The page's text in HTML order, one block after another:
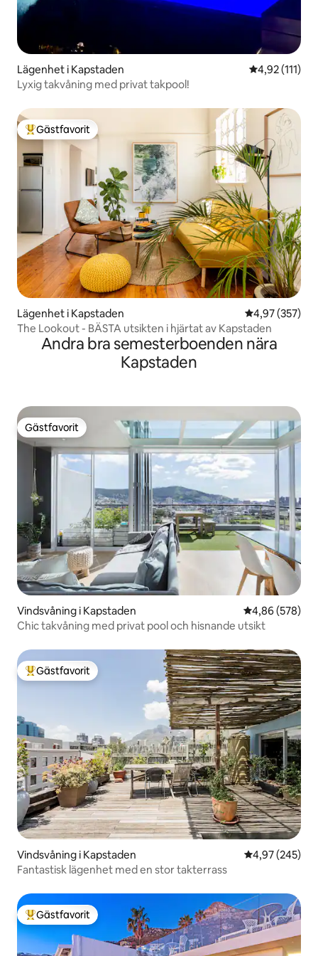
Lägenhet i Kapstaden 4,92 av 5 i
4,92 (111)
Lyxig takvåning med privat takpool!
Populär gästfavorit
Gästfavorit
Lägenhet i Kapstaden 4,97 av 5 i
4,97 (357)
The Lookout - BÄSTA utsikten i hjärtat av Kapstaden
Andra bra semesterboenden nära
Kapstaden
Gästfavorit
Gästfavorit
Vindsvåning i Kapstaden 4,86 av 5 i
4,86 (578)
Chic takvåning med privat pool och hisnande utsikt
Populär gästfavorit
Gästfavorit
Vindsvåning i Kapstaden 4,97 av 5 i
4,97 (245)
Fantastisk lägenhet med en stor takterrass
Populär gästfavorit
Gästfavorit